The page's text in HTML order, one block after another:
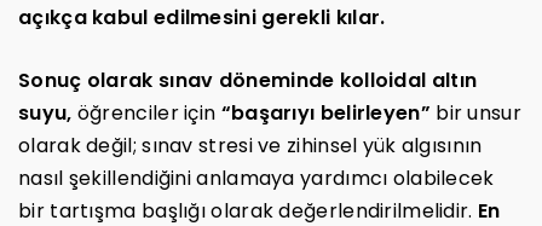
açıkça kabul edilmesini gerekli kılar.
Sonuç olarak sınav döneminde kolloidal altın
suyu, öğrenciler için “başarıyı belirleyen” bir unsur
olarak değil; sınav stresi ve zihinsel yük algısının
nasıl şekillendiğini anlamaya yardımcı olabilecek
bir tartışma başlığı olarak değerlendirilmelidir. En